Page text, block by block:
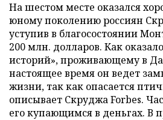
На шестом месте оказался
юному поколению россиян
уступив в благосостоянии
200 млн. долларов. Как
историй», проживающему в
настоящее время он ведет
жизни, так как опасается
описывает Скруджа Forbes.
его купающимся в деньгах. В